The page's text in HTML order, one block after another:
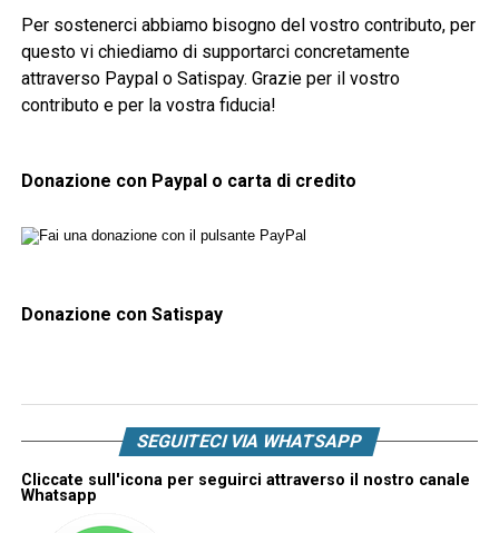
Per sostenerci abbiamo bisogno del vostro contributo, per
questo vi chiediamo di supportarci concretamente
attraverso Paypal o Satispay. Grazie per il vostro
contributo e per la vostra fiducia!
Donazione con Paypal o carta di credito
Donazione con Satispay
SEGUITECI VIA WHATSAPP
Cliccate sull'icona per seguirci attraverso il nostro canale
Whatsapp